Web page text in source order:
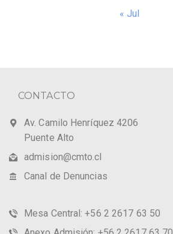
« Jul
CONTACTO
Av. Camilo Henríquez 4206
Puente Alto
admision@cmto.cl
Canal de Denuncias
Mesa Central: +56 2 2617 63 50